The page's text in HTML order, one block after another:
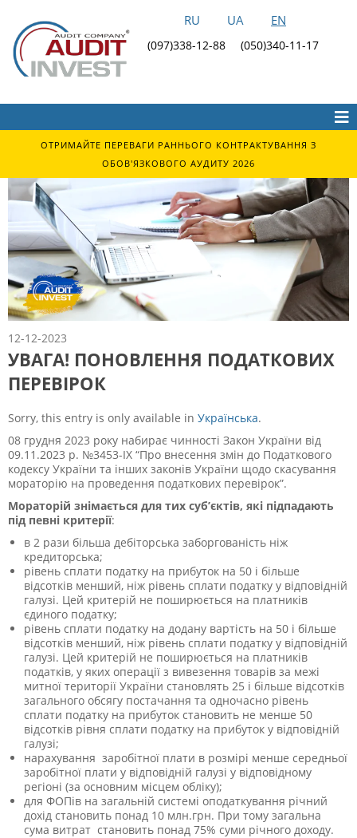
RU UA EN
(097)338-12-88 (050)340-11-17
ОТРИМАЙТЕ ПЕРЕВАГИ РАННЬОГО КОНТРАКТУВАННЯ З
ОБОВ'ЯЗКОВОГО АУДИТУ 2026
12-12-2023
УВАГА! ПОНОВЛЕННЯ ПОДАТКОВИХ
ПЕРЕВІРОК
Sorry, this entry is only available in Українська.
08 грудня 2023 року набирає чинності Закон України від
09.11.2023 р. №3453-IX “Про внесення змін до Податкового
кодексу України та інших законів України щодо скасування
мораторію на проведення податкових перевірок”.
Мораторій знімається для тих суб’єктів, які підпадають
під певні критерії:
в 2 рази більша дебіторська заборгованість ніж
кредиторська;
рівень сплати податку на прибуток на 50 і більше
відсотків менший, ніж рівень сплати податку у відповідній
галузі. Цей критерій не поширюється на платників
єдиного податку;
рівень сплати податку на додану вартість на 50 і більше
відсотків менший, ніж рівень сплати податку у відповідній
галузі. Цей критерій не поширюється на платників
податків, у яких операції з вивезення товарів за межі
митної території України становлять 25 і більше відсотків
загального обсягу постачання та одночасно рівень
сплати податку на прибуток становить не менше 50
відсотків рівня сплати податку на прибуток у відповідній
галузі;
нарахування заробітної плати в розмірі менше середньої
заробітної плати у відповідній галузі у відповідному
регіоні (за основним місцем обліку);
для ФОПів на загальній системі оподаткування річний
дохід становить понад 10 млн.грн. При тому загальна
сума витрат становить понад 75% суми річного доходу.